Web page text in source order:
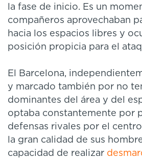
la fase de inicio. Es un
compañeros aprovechaban
hacia los espacios libres y
posición propicia para el
El Barcelona,
y marcado también por no
dominantes del área y del
optaba constantemente por
defensas rivales por el
la gran calidad de sus
capacidad de realizar